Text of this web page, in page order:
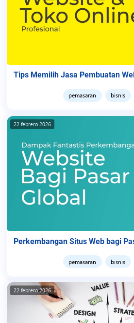
Tips Memilih Jasa Pembuatan
pemasaran bisnis
22 febrero 2026
Perkembangan Situs Web bagi
pemasaran bisnis
22 febrero 2026